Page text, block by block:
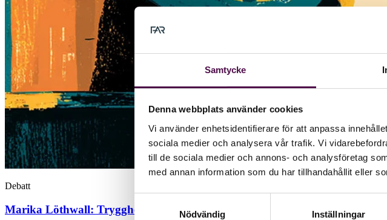
Samtycke
Denna webbplats använder cookies
Vi använder enhetsidentifierare för att anpassa
sociala medier och analysera vår trafik. Vi
till de sociala medier och annons- och analysföretag
med annan information som du har tillhandahållit eller
Nödvändig
Inställningar
Debatt
Marika Löthwall: Trygghet är ingen slump – därför behöver